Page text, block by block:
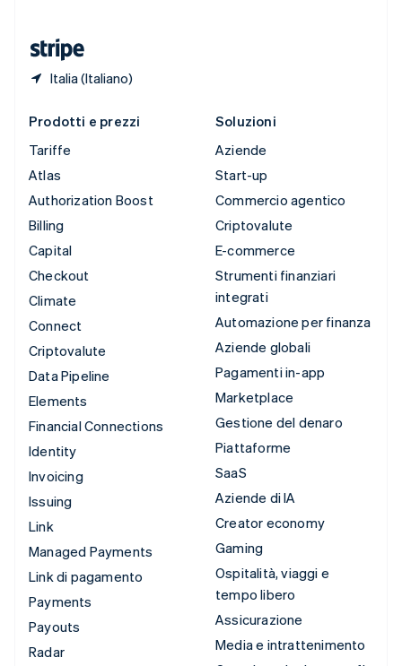
Italia (Italiano)
Prodotti e prezzi
Tariffe
Atlas
Authorization Boost
Billing
Capital
Checkout
Climate
Connect
Criptovalute
Data Pipeline
Elements
Financial Connections
Identity
Invoicing
Issuing
Link
Managed Payments
Link di pagamento
Payments
Payouts
Radar
Soluzioni
Aziende
Start-up
Commercio agentico
Criptovalute
E-commerce
Strumenti finanziari
integrati
Automazione per finanza
Aziende globali
Pagamenti in-app
Marketplace
Gestione del denaro
Piattaforme
SaaS
Aziende di IA
Creator economy
Gaming
Ospitalità, viaggi e
tempo libero
Assicurazione
Media e intrattenimento